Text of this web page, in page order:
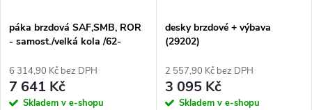
p
r
s
p
r
páka brzdová SAF,SMB, ROR
- samost./velká kola /62-
6 314,90 Kč bez DPH
7 641 Kč
Skladem v e-shopu
desky brzdové + výbava
(29202)
2 557,90 Kč bez DPH
3 095 Kč
Skladem v e-shopu